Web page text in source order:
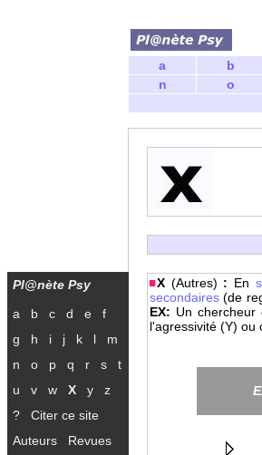
Pl@nète Psy
a
b c d e
f
g
h i j k l
m
n
o p q r s
t
u
v w X y
z
?
Citer ce site
Auteurs
Revues
a
b
n
o
X (Autres) : En
secondaires (de
EX: Un
l'agressivité (Y) ou